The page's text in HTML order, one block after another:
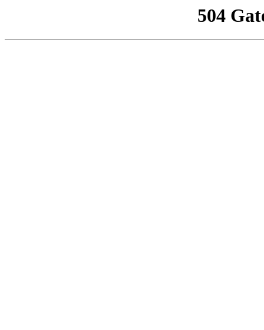
504